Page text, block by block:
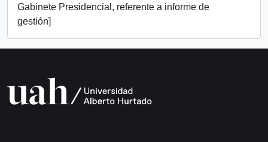
Gabinete Presidencial, referente a informe de
gestión]